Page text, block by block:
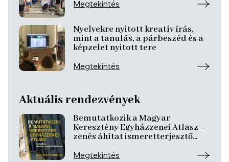
Megtekintés
Nyelvekre nyitott kreatív írás,
mint a tanulás, a párbeszéd és a
képzelet nyitott tere
Megtekintés
Aktuális rendezvények
Bemutatkozik a Magyar
Keresztény Egyházzenei Atlasz –
zenés áhítat ismeretterjesztő
Megtekintés